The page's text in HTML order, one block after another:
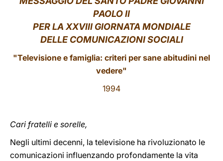
PAOLO II
PER LA XXVIII GIORNATA MONDIALE
DELLE COMUNICAZIONI SOCIALI
"Televisione e famiglia: criteri per sane abitudini nel
vedere"
1994
Cari fratelli e sorelle,
Negli ultimi decenni, la televisione ha rivoluzionato le
comunicazioni influenzando profondamente la vita